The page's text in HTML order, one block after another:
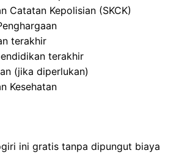
Catatan Kepolisian (SKCK)
terakhir
terakhir
(jika diperlukan)
Kesehatan
ini gratis tanpa dipungut biaya